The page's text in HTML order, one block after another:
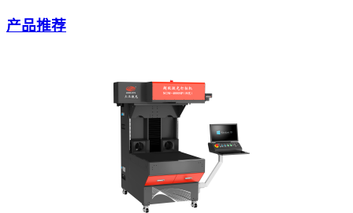
产品推荐